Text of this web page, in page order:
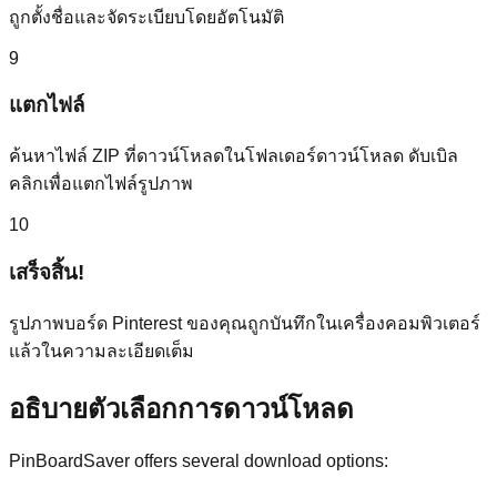
ถูกตั้งชื่อและจัดระเบียบโดยอัตโนมัติ
9
แตกไฟล์
ค้นหาไฟล์ ZIP ที่ดาวน์โหลดในโฟลเดอร์ดาวน์โหลด ดับเบิล
คลิกเพื่อแตกไฟล์รูปภาพ
10
เสร็จสิ้น!
รูปภาพบอร์ด Pinterest ของคุณถูกบันทึกในเครื่องคอมพิวเตอร์
แล้วในความละเอียดเต็ม
อธิบายตัวเลือกการดาวน์โหลด
PinBoardSaver offers several download options: